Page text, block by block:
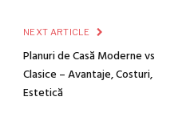
NEXT ARTICLE
Planuri de Casă Moderne vs
Clasice – Avantaje, Costuri,
Estetică